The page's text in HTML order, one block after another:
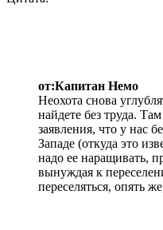
от:Капитан Немо
Неохота снова
найдете без труда.
заявления, что у нас
Западе (откуда это
надо ее наращивать,
вынуждая к
переселяться, опять